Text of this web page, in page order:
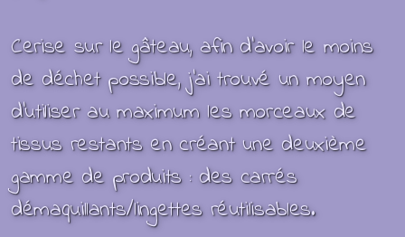
Cerise sur le gâteau, afin d'avoir le moins
de déchet possible, j'ai trouvé un moyen
d'utiliser au maximum les morceaux de
tissus restants en créant une deuxième
gamme de produits : des carrés
démaquillants/lingettes réutilisables.